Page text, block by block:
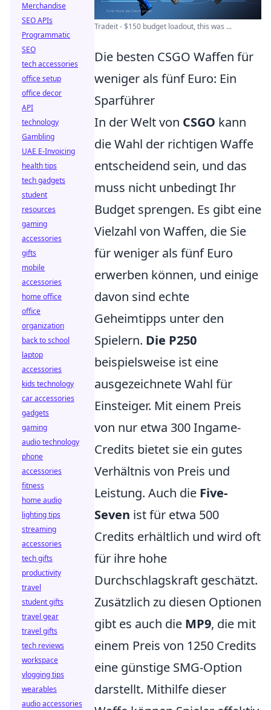
Tradeit - $150 budget loadout, this was ...
Die besten CSGO Waffen für
weniger als fünf Euro: Ein
Sparführer
In der Welt von CSGO kann
die Wahl der richtigen Waffe
entscheidend sein, und das
muss nicht unbedingt Ihr
Budget sprengen. Es gibt eine
Vielzahl von Waffen, die Sie
für weniger als fünf Euro
erwerben können, und einige
davon sind echte
Geheimtipps unter den
Spielern. Die P250
beispielsweise ist eine
ausgezeichnete Wahl für
Einsteiger. Mit einem Preis
von nur etwa 300 Ingame-
Credits bietet sie ein gutes
Verhältnis von Preis und
Leistung. Auch die Five-
Seven ist für etwa 500
Credits erhältlich und wird oft
für ihre hohe
Durchschlagskraft geschätzt.
Zusätzlich zu diesen Optionen
gibt es auch die MP9, die mit
einem Preis von 1250 Credits
eine günstige SMG-Option
darstellt. Mithilfe dieser
Merchandise
SEO APIs
Programmatic
SEO
tech accessories
office setup
office decor
API
technology
Gambling
UAE E-Invoicing
health tips
tech gadgets
student
resources
gaming
accessories
gifts
mobile
accessories
home office
office
organization
back to school
laptop
accessories
kids technology
car accessories
gadgets
gaming
audio technology
phone
accessories
fitness
home audio
lighting tips
streaming
accessories
tech gifts
productivity
travel
student gifts
travel gear
travel gifts
tech reviews
workspace
vlogging tips
wearables
audio accessories